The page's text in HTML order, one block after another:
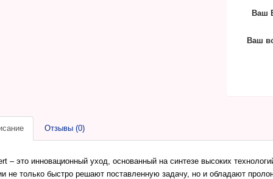
Ваш
Ваш
Отзывы (0)
– это инновационный уход, основанный на синтезе высоких
не только быстро решают поставленную задачу, но и обладают